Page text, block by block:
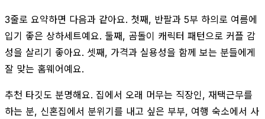
3줄로 요약하면 다음과 같아요. 첫째, 반팔과 5부 하의로 여름에
입기 좋은 상하세트예요. 둘째, 곰돌이 캐릭터 패턴으로 커플 감
성을 살리기 좋아요. 셋째, 가격과 실용성을 함께 보는 분들에게
잘 맞는 홈웨어예요.
추천 타깃도 분명해요. 집에서 오래 머무는 직장인, 재택근무를
하는 분, 신혼집에서 분위기를 내고 싶은 부부, 여행 숙소에서 사